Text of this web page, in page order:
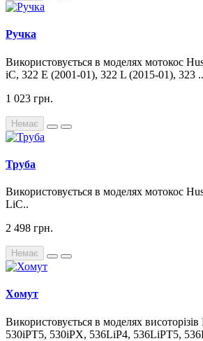
Ручка
Використовується в моделях мотокос
iC, 322 E (2001-01), 322 L (2015-01), 323 ..
1 023 грн.
Немає
Труба
Використовується в моделях мотокос
LiC..
2 498 грн.
Немає
Хомут
Використовується в моделях
530iPT5, 530iPX, 536LiP4, 536LiPT5,